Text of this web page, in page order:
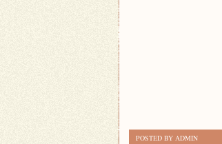
POSTED BY ADMIN